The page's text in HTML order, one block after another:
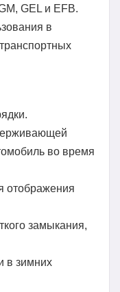
GEL и EFB.
в
во время
отображения
замыкания,
в зимних